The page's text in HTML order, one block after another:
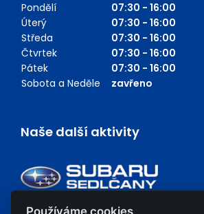
Pondělí
07:30 - 16:00
Úterý
07:30 - 16:00
Středa
07:30 - 16:00
Čtvrtek
07:30 - 16:00
Pátek
07:30 - 16:00
Sobota a Neděle
zavřeno
Naše další aktivity
Používáme cookies